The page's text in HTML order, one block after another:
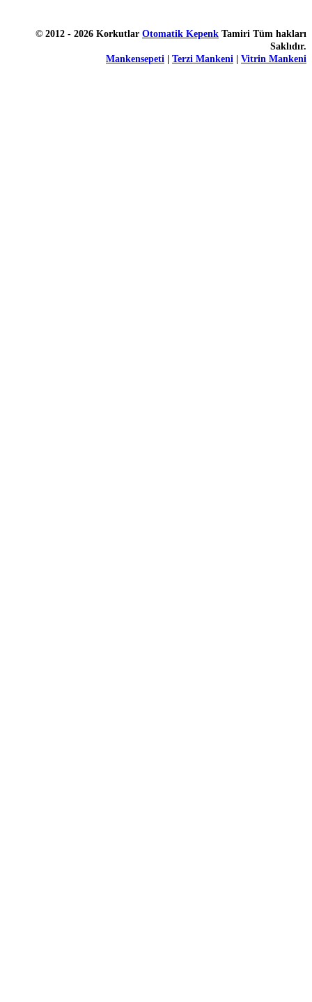
© 2012 - 2026 Korkutlar Otomatik Kepenk Tamiri Tüm hakları
Saklıdır.
Mankensepeti | Terzi Mankeni | Vitrin Mankeni